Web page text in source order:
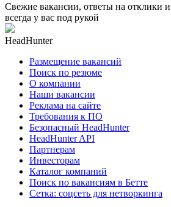
Свежие вакансии, ответы на отклики
всегда у вас под рукой
HeadHunter
Размещение вакансий
Поиск по резюме
О компании
Наши вакансии
Реклама на сайте
Требования к ПО
Безопасный HeadHunter
HeadHunter API
Партнерам
Инвесторам
Каталог компаний
Поиск по вакансиям в Бетте
Сетка: соцсеть для нетворкинга